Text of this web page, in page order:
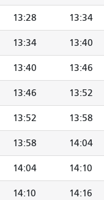
13:28 13:34
13:34 13:40
13:40 13:46
13:46 13:52
13:52 13:58
13:58 14:04
14:04 14:10
14:10 14:16